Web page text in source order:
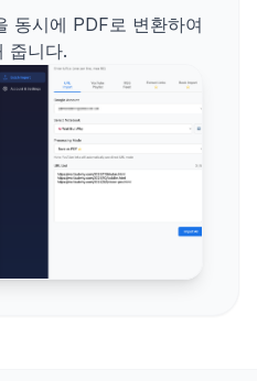
동시에 PDF로 변환하여
줍니다.